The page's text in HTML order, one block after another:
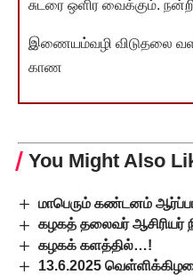
சுடரை ஒளிர வைக்கும்.
இணையம்வழி விடுதலை
காண
You Might Also
மாபெரும் கண்டனம்
கழகத் தலைவர் ஆசிரியர்
கழகக் களத்தில்…!
13.6.2025